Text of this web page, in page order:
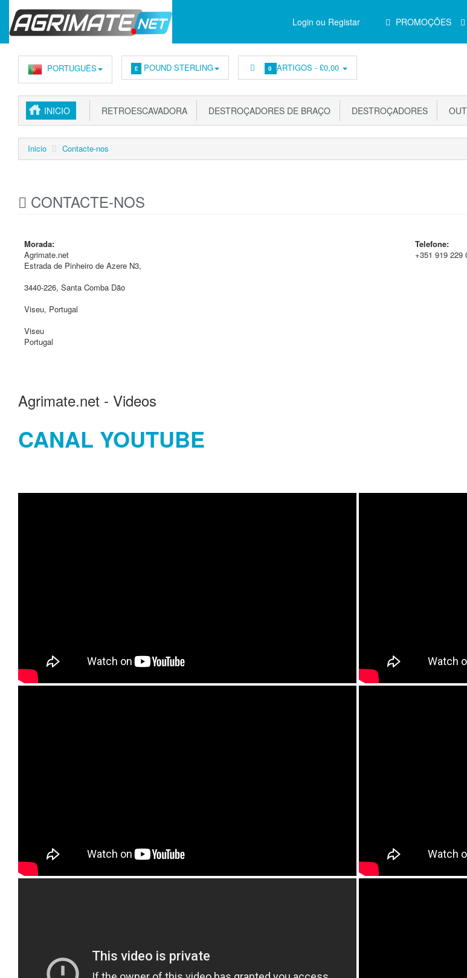
Login ou Registar
PrincipalPROMOÇÕES
PORTUGUÊS £ POUND STERLING 0 ARTIGOS -£0,00
INICIO RETROESCAVADORA DESTROÇADORES DE BRAÇO DESTROÇADORES
Inicio Contacte-nos
CONTACTE-NOS
Morada:
Agrimate.net
Estrada de Pinheiro de Azere N3,
3440-226, Santa Comba Dão
Viseu, Portugal
Viseu
Portugal
Telefone:
+351 919 229
Agrimate.net - Videos
CANAL YOUTUBE